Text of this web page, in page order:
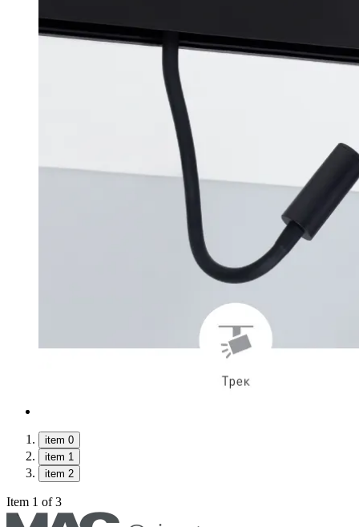
item 0
item 1
item 2
Item 1 of 3